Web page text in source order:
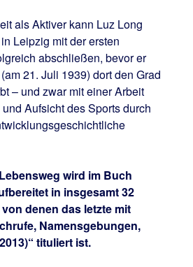
als Aktiver kann Luz Long
Leipzig mit der ersten
abschließen, bevor er
21. Juli 1939) dort den Grad
– und zwar mit einer Arbeit
Aufsicht des Sports durch
wird im Buch
in insgesamt 32
denen das letzte mit
Namensgebungen,
tituliert ist.